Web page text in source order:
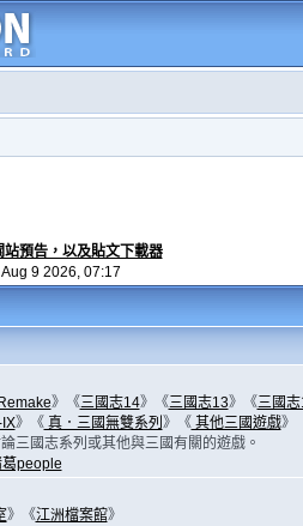
站預告，以及貼文下載器
9 2026, 07:17
》《三國志14》《三國志13》《三國
》《真．三國無雙系列 》《其他三國遊戲》
三國志系列或其他與三國有關的遊戲。
葛people
》《江洲檔案館》